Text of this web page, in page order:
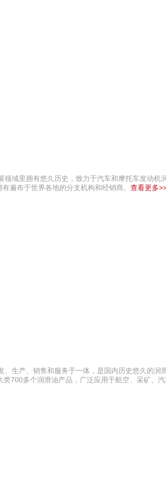
域里拥有悠久历史，致力于汽车和摩托车发动机
遍布于世界各地的分支机构和经销商。 查看更多
生产、销售和服务于一体，是国内历史悠久的润
700多个润滑油产品，广泛应用于航空、采矿、汽